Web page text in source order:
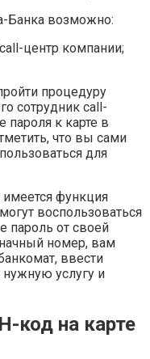
Банка возможно:
центр компании;
процедуру
сотрудник call-
пароля к карте в
что вы сами
для
функция
воспользоваться
пароль от своей
номер, вам
ввести
услугу и
код на карте